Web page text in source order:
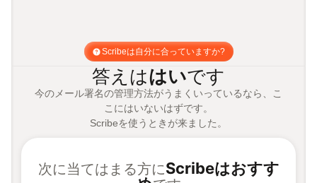
Scribeは自分に合っていますか?
答えははいです
今のメール署名の管理方法がうまくいっているなら、こ
こにはいないはずです。
Scribeを使うときが来ました。
次に当てはまる方にScribeはおすす